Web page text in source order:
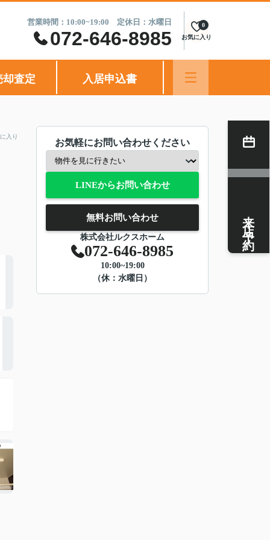
営業時間：10:00~19:00 定休日：水曜日
072-646-8985 お気に入り
0
却査定 入居申込書
入り
お気軽にお問い合わせください
LINEからお問い合わせ
無料お問い合わせ
株式会社ルクスホーム
072-646-8985
10:00~19:00
（休：水曜日）
来店予約